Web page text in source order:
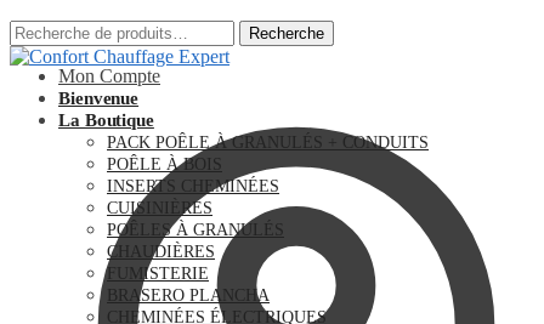
Recherche
pour :
Recherche
Mon Compte
Recherche
pour :
Recherche
Bienvenue
La Boutique
PACK POÊLE À GRANULÉS + CONDUITS
POÊLE À BOIS
INSERTS CHEMINÉES
CUISINIÈRES
POÊLES À GRANULÉS
CHAUDIÈRES
FUMISTERIE
BRASERO PLANCHA
CHEMINÉES ÉLECTRIQUES